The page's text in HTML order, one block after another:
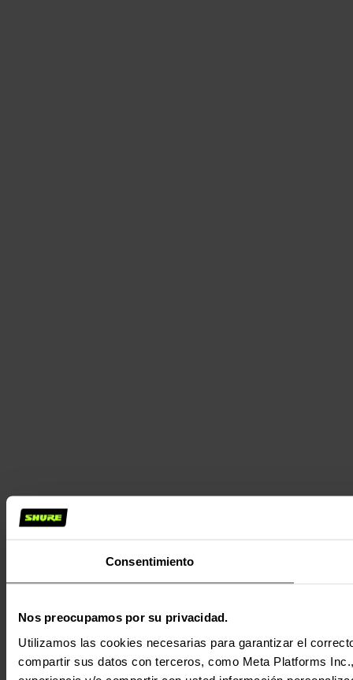
Consentimiento
Nos preocupamos por su privacidad.
Utilizamos las cookies necesarias para garantizar el
compartir sus datos con terceros, como Meta Platforms